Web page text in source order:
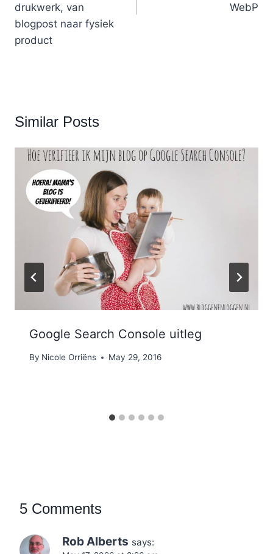
drukwerk, van
blogpost naar fysiek
product
WebP
Similar Posts
Google Search Console uitleg
By Nicole Orriëns May 29, 2016
5 Comments
Rob Alberts says: